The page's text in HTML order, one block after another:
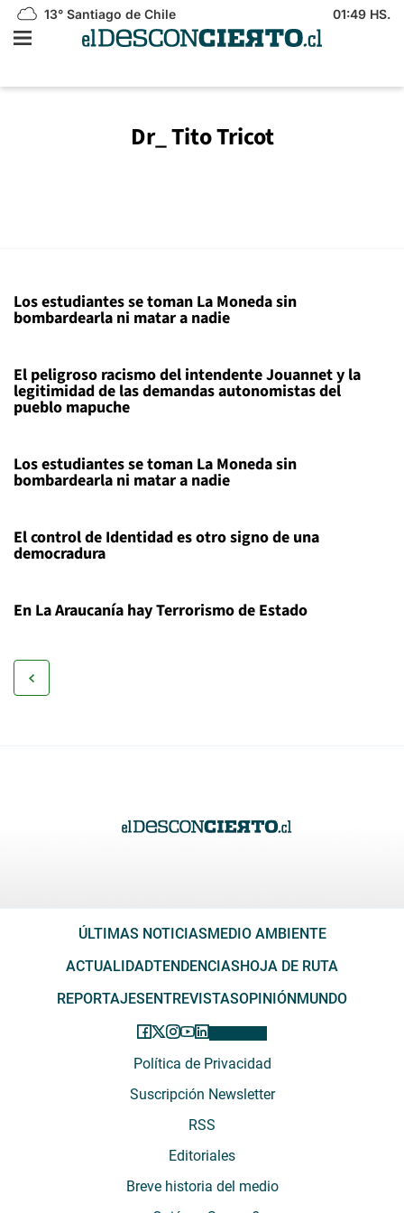
13° Santiago de Chile 01:49 HS.
Dr_ Tito Tricot
Los estudiantes se toman La Moneda sin
bombardearla ni matar a nadie
El peligroso racismo del intendente Jouannet y la
legitimidad de las demandas autonomistas del
pueblo mapuche
Los estudiantes se toman La Moneda sin
bombardearla ni matar a nadie
El control de Identidad es otro signo de una
democradura
En La Araucanía hay Terrorismo de Estado
ÚLTIMAS NOTICIASMEDIO AMBIENTE
ACTUALIDADTENDENCIASHOJA DE RUTA
REPORTAJESENTREVISTASOPINIÓNMUNDO
Política de Privacidad
Suscripción Newsletter
RSS
Editoriales
Breve historia del medio